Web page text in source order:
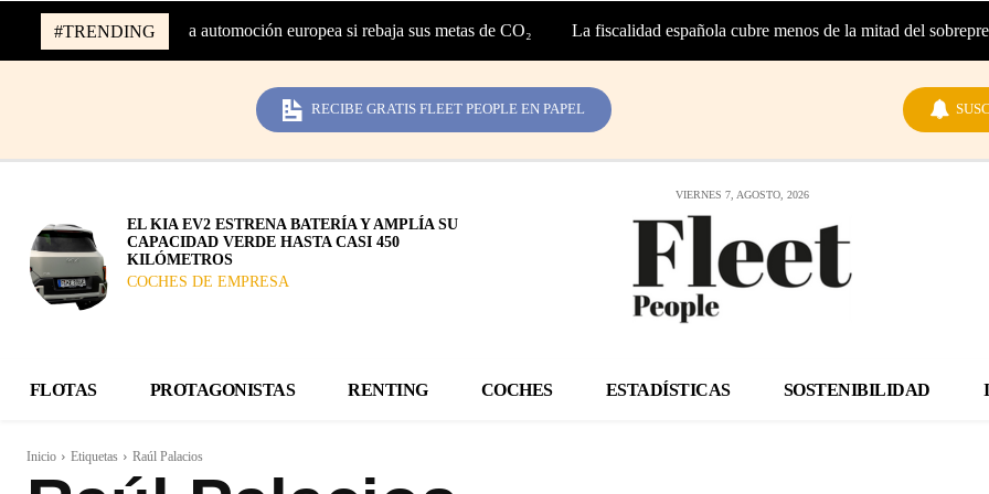
#TRENDING
96.000 millones de la automoción europea si rebaja sus metas de CO₂ | La fiscalidad española cubre menos de la mitad del sobreprecio
RECIBE GRATIS FLEET PEOPLE EN PAPEL
EL KIA EV2 ESTRENA BATERÍA Y AMPLÍA SU
CAPACIDAD VERDE HASTA CASI 450
KILÓMETROS
COCHES DE EMPRESA
VIERNES 7, AGOSTO, 2026
FLOTAS PROTAGONISTAS RENTING COCHES ESTADÍSTICAS SOSTENIBILIDAD
Inicio Etiquetas Raúl Palacios